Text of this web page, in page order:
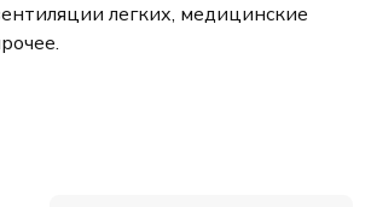
легких, медицинские